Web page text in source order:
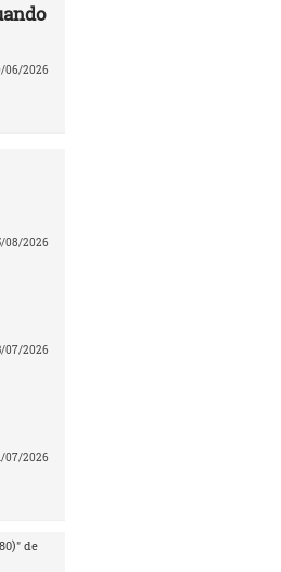
06/2026
08/2026
07/2026
07/2026
de